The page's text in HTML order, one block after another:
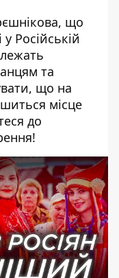
що
Російській
та
що на
місце
до